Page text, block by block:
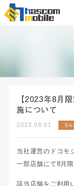
【2023年8月
施について
2023.08.01
当社運営のドコモ
一部店舗にて8月
該当店舗をご利用